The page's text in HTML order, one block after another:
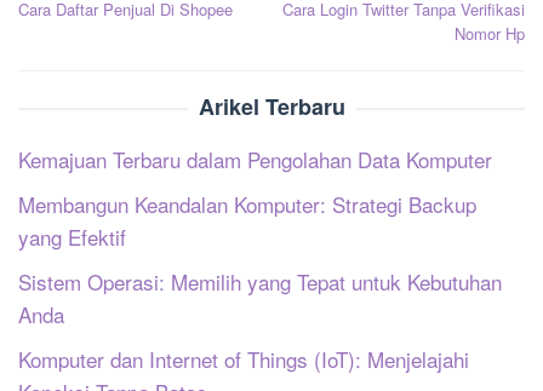
pos
Cara Daftar Penjual Di Shopee
Cara Login Twitter Tanpa Verifikasi
Nomor Hp
Arikel Terbaru
Kemajuan Terbaru dalam Pengolahan Data Komputer
Membangun Keandalan Komputer: Strategi Backup
yang Efektif
Sistem Operasi: Memilih yang Tepat untuk Kebutuhan
Anda
Komputer dan Internet of Things (IoT): Menjelajahi